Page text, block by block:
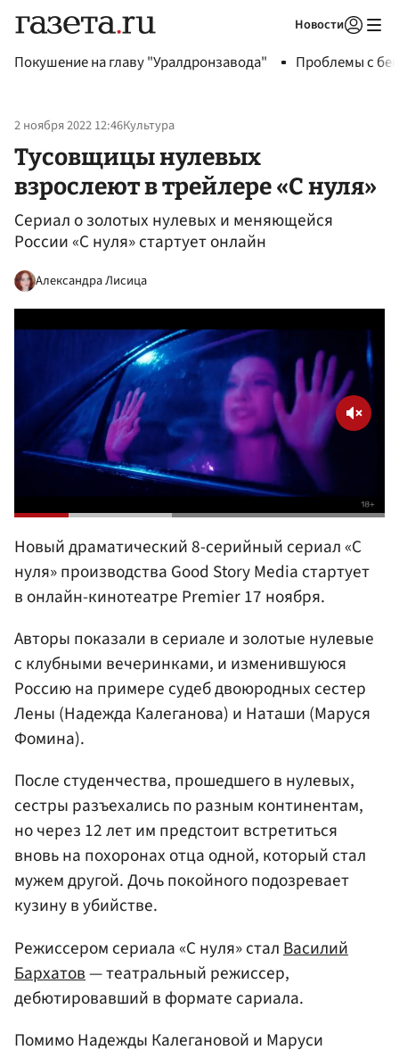
Новости
Покушение на главу "Уралдронзавода" Проблемы с
2 ноября 2022 12:46Культура
Тусовщицы нулевых
взрослеют в трейлере «С нуля»
Сериал о золотых нулевых и меняющейся
России «С нуля» стартует онлайн
Александра Лисица
Новый драматический 8-серийный сериал «С
нуля» производства Good Story Media стартует
в онлайн-кинотеатре Premier 17 ноября.
Авторы показали в сериале и золотые нулевые
с клубными вечеринками, и изменившуюся
Россию на примере судеб двоюродных сестер
Лены (Надежда Калеганова) и Наташи (Маруся
Фомина).
После студенчества, прошедшего в нулевых,
сестры разъехались по разным континентам,
но через 12 лет им предстоит встретиться
вновь на похоронах отца одной, который стал
мужем другой. Дочь покойного подозревает
кузину в убийстве.
Режиссером сериала «С нуля» стал Василий
Бархатов— театральный режиссер,
дебютировавший в формате сариала.
Помимо Надежды Калегановой и Маруси